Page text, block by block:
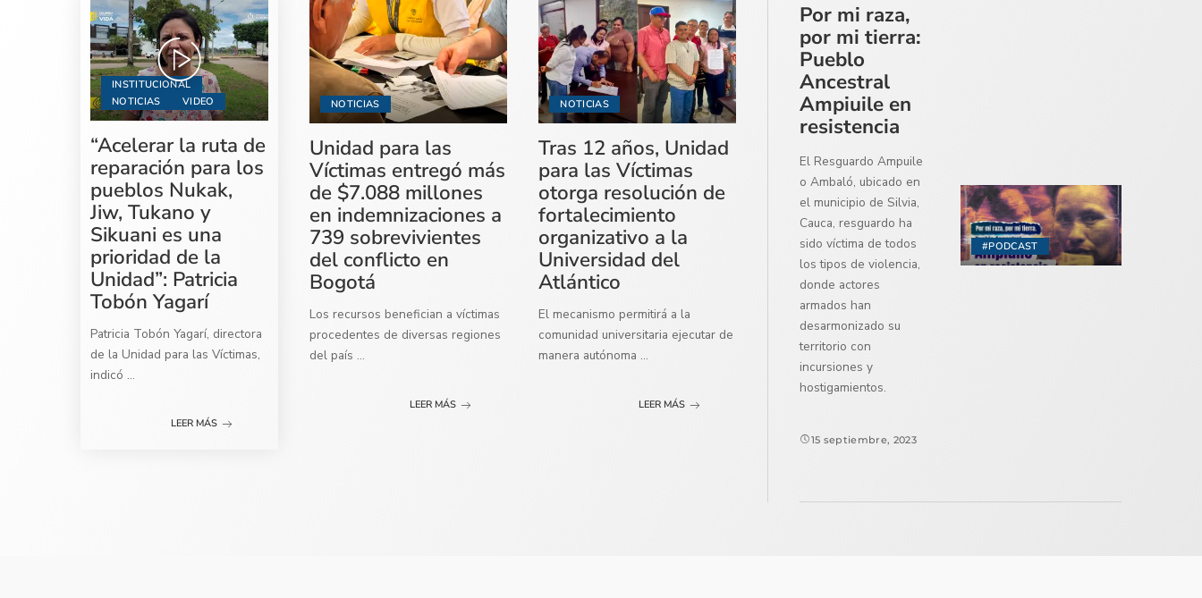
INSTITUCIONAL
NOTICIAS
VIDEO
“Acelerar la ruta de
reparación para los
pueblos Nukak,
Jiw, Tukano y
Sikuani es una
prioridad de la
Unidad”: Patricia
Tobón Yagarí
Patricia Tobón Yagarí, directora
de la Unidad para las Víctimas,
indicó ...
LEER MÁS
NOTICIAS
Unidad para las
Víctimas entregó más
de $7.088 millones
en indemnizaciones a
739 sobrevivientes
del conflicto en
Bogotá
Los recursos benefician a víctimas
procedentes de diversas regiones
del país ...
LEER MÁS
NOTICIAS
Tras 12 años, Unidad
para las Víctimas
otorga resolución de
fortalecimiento
organizativo a la
Universidad del
Atlántico
El mecanismo permitirá a la
comunidad universitaria ejecutar de
manera autónoma ...
LEER MÁS
#PODCAST
Por mi raza,
por mi tierra:
Pueblo
Ancestral
Ampiuile en
resistencia
El Resguardo Ampuile
o Ambaló, ubicado en
el municipio de Silvia,
Cauca, resguardo ha
sido víctima de todos
los tipos de violencia,
donde actores
armados han
desarmonizado su
territorio con
incursiones y
hostigamientos.
15 septiembre, 2023